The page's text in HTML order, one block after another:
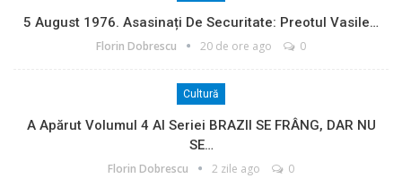
5 August 1976. Asasinați De Securitate: Preotul Vasile…
Florin Dobrescu 20 de ore ago 0
Cultură
A Apărut Volumul 4 Al Seriei BRAZII SE FRÂNG, DAR NU
SE…
Florin Dobrescu 2 zile ago 0